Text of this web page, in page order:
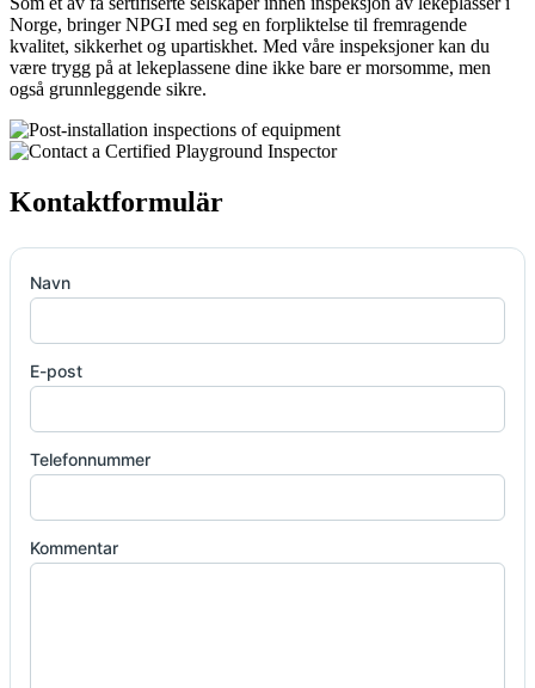
Norge, bringer NPGI med seg en forpliktelse til fremragende
kvalitet, sikkerhet og upartiskhet. Med våre inspeksjoner kan du
være trygg på at lekeplassene dine ikke bare er morsomme, men
også grunnleggende sikre.
Kontaktformulär
Navn
E-post
Telefonnummer
Kommentar